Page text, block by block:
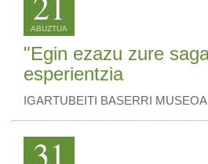
ABUZTUA
"Egin ezazu zure
esperientzia
IGARTUBEITI BASERRI MUSEOA
31